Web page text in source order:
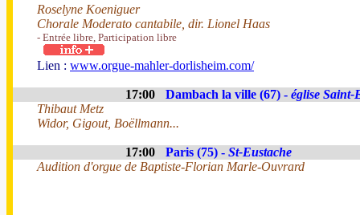
Roselyne Koeniguer
Chorale Moderato cantabile, dir. Lionel Haas
- Entrée libre, Participation libre
Lien : www.orgue-mahler-dorlisheim.com/
17:00 Dambach la ville (67) - église Saint-
Thibaut Metz
Widor, Gigout, Boëllmann...
17:00 Paris (75) - St-Eustache
Audition d'orgue de Baptiste-Florian Marle-Ouvrard